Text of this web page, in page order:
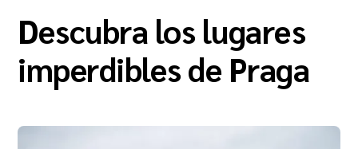
Descubra los lugares
imperdibles de Praga